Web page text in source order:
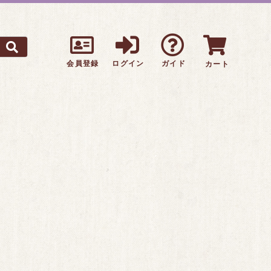
会員登録 ログイン ガイド カート